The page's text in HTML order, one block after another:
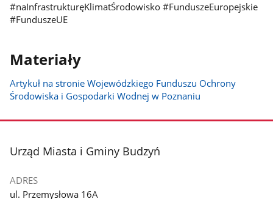
#naInfrastrukturęKlimatŚrodowisko #FunduszeEuropejskie
#FunduszeUE
Materiały
Artykuł na stronie Wojewódzkiego Funduszu Ochrony
Środowiska i Gospodarki Wodnej w Poznaniu
stopka
Urząd Miasta i Gminy Budzyń
ADRES
ul. Przemysłowa 16A